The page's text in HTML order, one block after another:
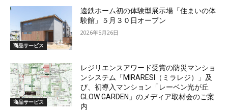
商品サービス
遠鉄ホーム初の体験型展示場「住まいの体
験館」５月３０日オープン
2026年5月26日
商品サービス
レジリエンスアワード受賞の防災マンショ
ンシステム「MIRARESI（ミラレジ）」及
び、初導入マンション「レーベン光が丘
GLOW GARDEN」のメディア取材会のご案
内